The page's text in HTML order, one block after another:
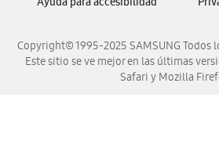
Copyright© 1995-2025 SAMSUNG Todos
Este sitio se ve mejor en las últimas
Safari y Mozilla